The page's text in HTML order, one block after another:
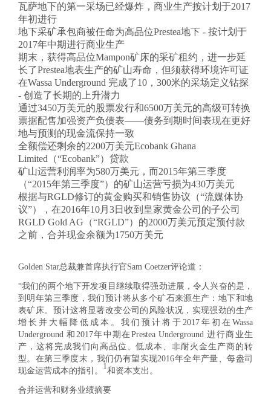
瓦萨地下的第一采场已经爆炸，商业生产按计划于2017
年初进行
地下采矿承包商被任命为高品位Prestea地下 - 按计划于
2017年中期进行商业生产
期末，获得高品位Mampon矿床的采矿租约，进一步延
长了Prestea地表生产的矿山寿命，但须获得环境许可证
在Wassa Underground 完成了10，300米的采场定义钻探
- 创造了长期的上升潜力
通过3450万美元的股票发行和6500万美元的高级可转换
票据配售加强资产负债表——债务到期时间表现在更好
地与预测的现金流保持一致
全额偿还剩余的2200万美元Ecobank Ghana
Limited（“Ecobank”）贷款
矿山运营利润率为580万美元，而2015年第三季度
（“2015年第三季度”）的矿山运营亏损为430万美元
根据与RGLD修订的黄金购买和销售协议（“流媒体协
议”），在2016年10月3日收到皇家黄金公司的子公司
RGLD Gold AG（“RGLD”）的2000万美元预定预付款
之前，合并现金余额为1750万美元
Golden Star总裁兼首席执行官Sam Coetzer评论道：
“我们的两个地下开发项目继续取得强劲进展，令人兴奋的是，
到明年第三季度，我们预计将从多个矿石来源生产：地下和地
表矿床。预计这将显著改变公司的风险状况，实现强劲的生产
增长并大幅降低成本。我们预计将于2017年初在Wassa
Underground 和2017年中期在Prestea Underground 进行商业生
产，这将完成我们向高品位、低成本、非耐火金生产商的转
型。在第三季度末，我们仍有望实现2016年全年产量、每盎司
现金运营成本的指引。 1 和资本支出。
合并运营和财务业绩摘要